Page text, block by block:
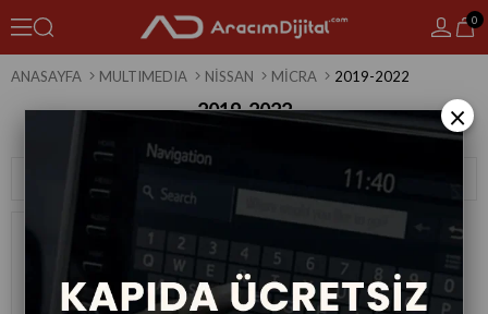
0
ANASAYFA MULTIMEDIA NISSAN MICRA 2019-2022
2019-2022
Filtreleme
×